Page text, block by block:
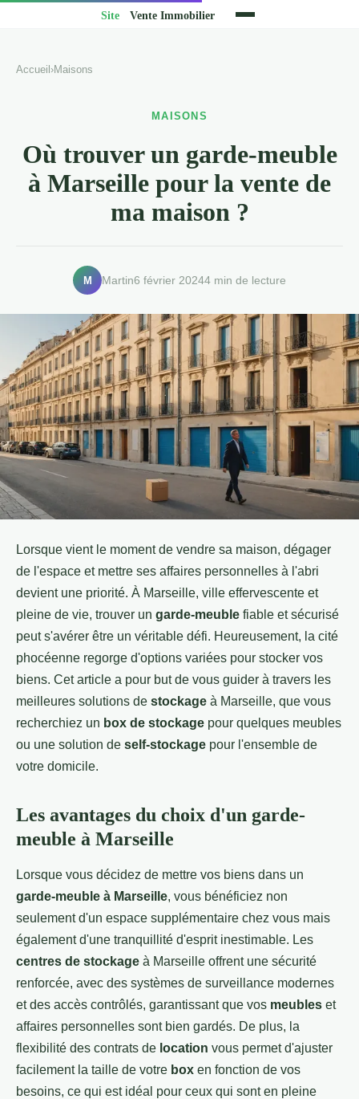
Accueil ›Maisons
MAISONS
Où trouver un garde-meuble
à Marseille pour la vente de
ma maison ?
M Martin6 février 20244 min de lecture
Lorsque vient le moment de vendre sa maison, dégager
de l'espace et mettre ses affaires personnelles à l'abri
devient une priorité. À Marseille, ville effervescente et
pleine de vie, trouver un garde-meuble fiable et sécurisé
peut s'avérer être un véritable défi. Heureusement, la cité
phocéenne regorge d'options variées pour stocker vos
biens. Cet article a pour but de vous guider à travers les
meilleures solutions de stockage à Marseille, que vous
recherchiez un box de stockage pour quelques meubles
ou une solution de self-stockage pour l'ensemble de
votre domicile.
Les avantages du choix d'un garde-
meuble à Marseille
Lorsque vous décidez de mettre vos biens dans un
garde-meuble à Marseille, vous bénéficiez non
seulement d'un espace supplémentaire chez vous mais
également d'une tranquillité d'esprit inestimable. Les
centres de stockage à Marseille offrent une sécurité
renforcée, avec des systèmes de surveillance modernes
et des accès contrôlés, garantissant que vos meubles et
affaires personnelles sont bien gardés. De plus, la
flexibilité des contrats de location vous permet d'ajuster
facilement la taille de votre box en fonction de vos
besoins, ce qui est idéal pour ceux qui sont en pleine